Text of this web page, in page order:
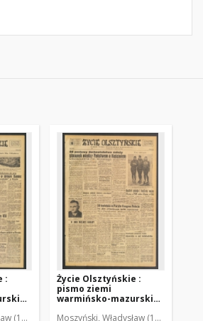
:
(1922-2001). Red. Mroczkowski, Włodzimierz
Życie Olsztyńskie :
pismo ziemi
warmińsko-mazurskiej,
Moszyński, Władysław (1922-2001).